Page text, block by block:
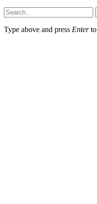
Type above and press Enterto